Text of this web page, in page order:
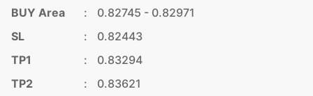
BUY Area :
0.82745 - 0.82971
SL
:
0.82443
TP1
:
0.83294
TP2
:
0.83621